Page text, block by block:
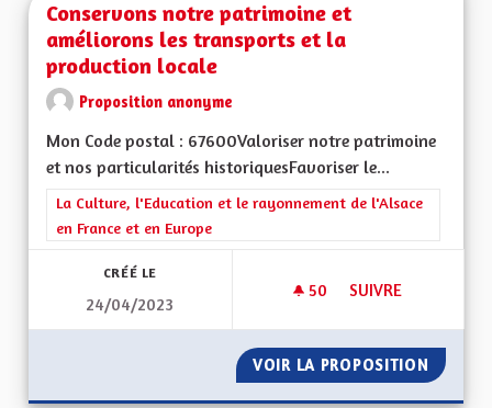
Conservons notre patrimoine et
améliorons les transports et la
production locale
Proposition anonyme
Mon Code postal : 67600Valoriser notre patrimoine
et nos particularités historiquesFavoriser le...
Filtrer les résultats de la catégorie : La Culture, l'Education et
La Culture, l'Education et le rayonnement de l'Alsace
en France et en Europe
CRÉÉ LE
24/04/2023
50 50 ABONNÉS
SUIVRE
VOIR LA PROPOSITION